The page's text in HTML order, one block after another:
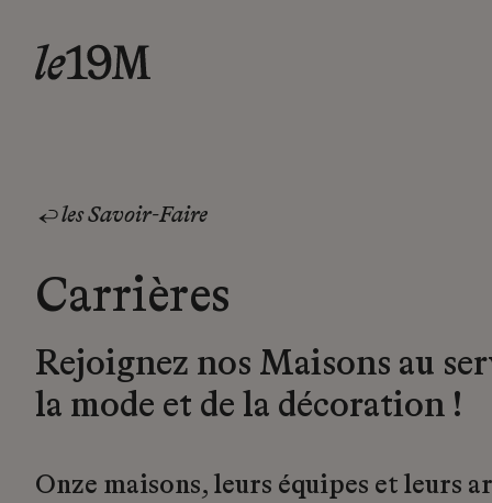
les Savoir-Faire
Carrières
Rejoignez nos Maisons au
la mode et de la décoration !
Onze maisons, leurs équipes et leurs